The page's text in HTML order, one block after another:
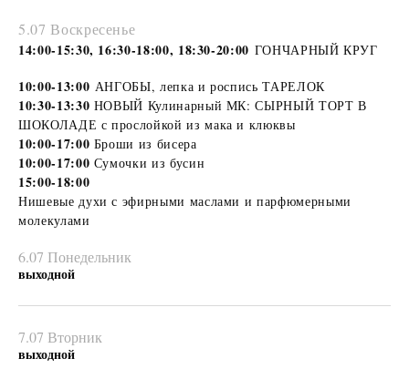
5.07 Воскресенье
14:00-15:30, 16:30-18:00, 18:30-20:00 ГОНЧАРНЫЙ КРУГ
10:00-13:00 АНГОБЫ, лепка и роспись ТАРЕЛОК
10:30-13:30 НОВЫЙ Кулинарный МК: СЫРНЫЙ ТОРТ В
ШОКОЛАДЕ с прослойкой из мака и клюквы
10:00-17:00 Броши из бисера
10:00-17:00 Сумочки из бусин
15:00-18:00
Нишевые духи с эфирными маслами и парфюмерными
молекулами
6.07 Понедельник
выходной
7.07 Вторник
выходной